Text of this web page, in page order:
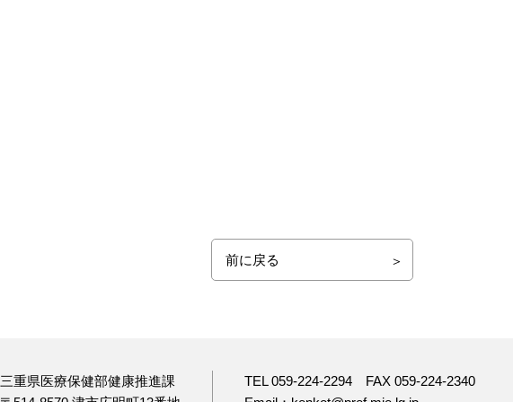
前に戻る
三重県医療保健部健康推進課
TEL 059-224-2294
FAX 059-224-2340